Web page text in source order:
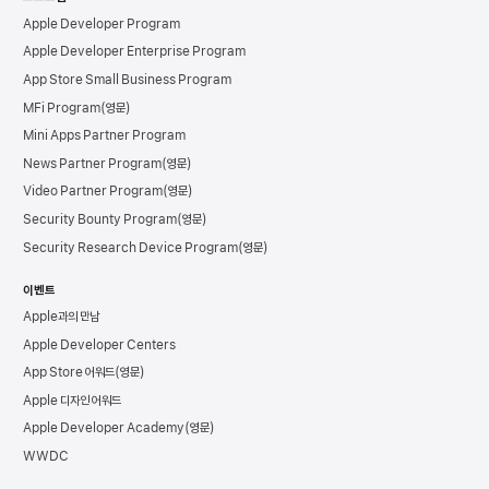
Apple Developer Program
Apple Developer Enterprise Program
App Store Small Business Program
MFi Program
Mini Apps Partner Program
News Partner Program
Video Partner Program
Security Bounty Program
Security Research Device Program
이벤트
Apple과의 만남
Apple Developer Centers
App Store 어워드
Apple 디자인 어워드
Apple Developer Academy
WWDC